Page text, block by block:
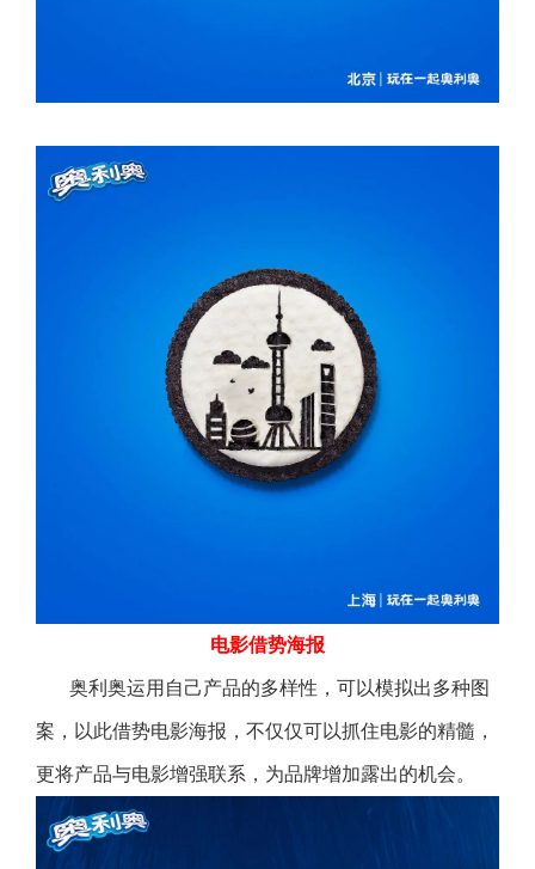
电影借势海报
奥利奥运用自己产品的多样性，可以模拟出多种图
案，以此借势电影海报，不仅仅可以抓住电影的精髓，
更将产品与电影增强联系，为品牌增加露出的机会。